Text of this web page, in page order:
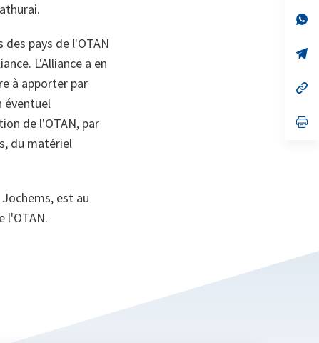
pays de l'OTAN
L'Alliance a en
à apporter par
éventuel
de l'OTAN, par
du matériel
est au
l'OTAN.